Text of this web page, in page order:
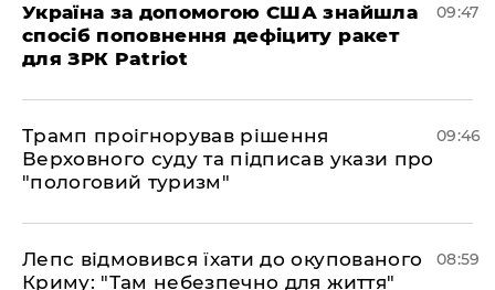
Україна за допомогою США знайшла
спосіб поповнення дефіциту ракет
для ЗРК Patriot
09:47
Трамп проігнорував рішення
Верховного суду та підписав укази про
"пологовий туризм"
09:46
Лепс відмовився їхати до окупованого
Криму: "Там небезпечно для життя"
08:59